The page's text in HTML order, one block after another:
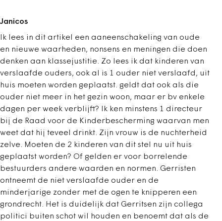
Janicos
Ik lees in dit artikel een aaneenschakeling van oude
en nieuwe waarheden, nonsens en meningen die doen
denken aan klassejustitie. Zo lees ik dat kinderen van
verslaafde ouders, ook al is 1 ouder niet verslaafd, uit
huis moeten worden geplaatst. geldt dat ook als die
ouder niet meer in het gezin woon, maar er bv enkele
dagen per week verblijft? Ik ken minstens 1 directeur
bij de Raad voor de Kinderbescherming waarvan men
weet dat hij teveel drinkt. Zijn vrouw is de nuchterheid
zelve. Moeten de 2 kinderen van dit stel nu uit huis
geplaatst worden? Of gelden er voor borrelende
bestuurders andere waarden en normen. Gerristen
ontneemt de niet verslaafde ouder en de
minderjarige zonder met de ogen te knipperen een
grondrecht. Het is duidelijk dat Gerritsen zijn collega
politici buiten schot wil houden en benoemt dat als de